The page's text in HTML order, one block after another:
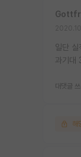
일단
과기
대댓글 쓰
해